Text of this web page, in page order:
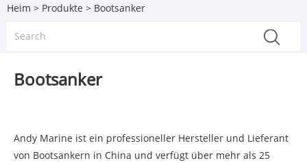
Heim > Produkte > Bootsanker
Bootsanker
Andy Marine ist ein professioneller Hersteller und Lieferant
von Bootsankern in China und verfügt über mehr als 25